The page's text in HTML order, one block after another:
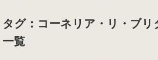
タグ：コーネリア・リ・ブリ
一覧